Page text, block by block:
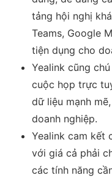
tảng hội nghị
Teams, Google
tiện dụng cho
Yealink cũng
cuộc họp trực
dữ liệu mạnh
doanh nghiệp.
Yealink cam kết
với giá cả phải
các tính năng